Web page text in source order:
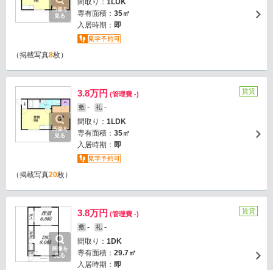
画像を
見る
間取り： 1LDK
専有面積： 35㎡
入居時期： 即
（掲載写真8枚）
画像を
見る
3.8万円 (管理費 -)
敷 - 礼 -
間取り： 1LDK
専有面積： 35㎡
入居時期： 即
賃貸
（掲載写真20枚）
画像を
見る
3.8万円 (管理費 -)
敷 - 礼 -
間取り： 1DK
専有面積： 29.7㎡
入居時期： 即
賃貸